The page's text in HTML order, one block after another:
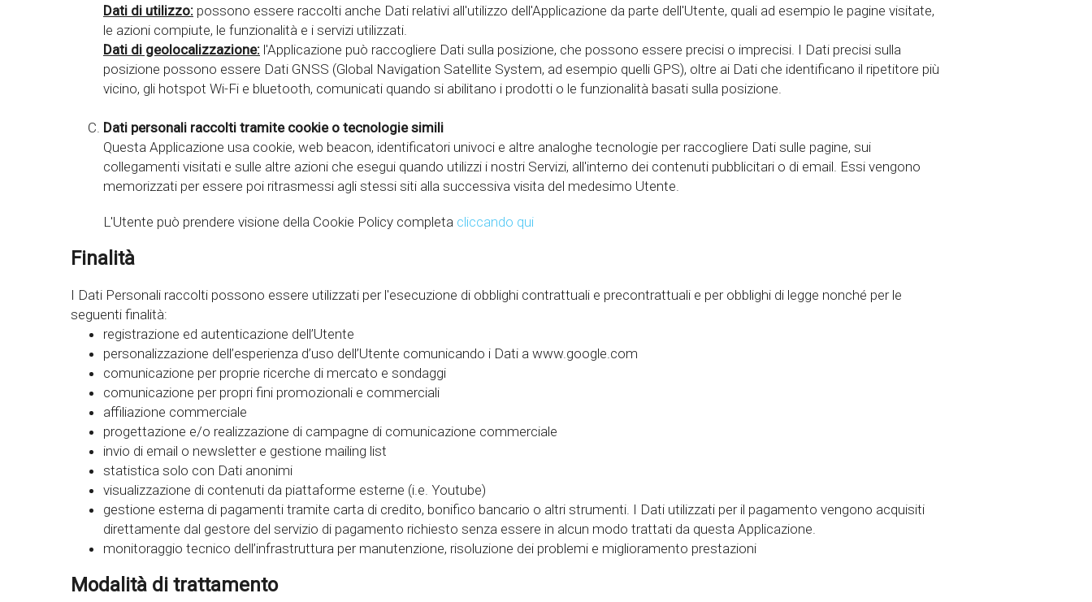
Dati di utilizzo: possono essere raccolti anche Dati relativi all'utilizzo dell'Applicazione da parte dell'Utente, quali ad esempio le pagine visitate,
le azioni compiute, le funzionalità e i servizi utilizzati.
Dati di geolocalizzazione: l'Applicazione può raccogliere Dati sulla posizione, che possono essere precisi o imprecisi. I Dati precisi sulla
posizione possono essere Dati GNSS (Global Navigation Satellite System, ad esempio quelli GPS), oltre ai Dati che identificano il ripetitore più
vicino, gli hotspot Wi-Fi e bluetooth, comunicati quando si abilitano i prodotti o le funzionalità basati sulla posizione.
Dati personali raccolti tramite cookie o tecnologie simili
Questa Applicazione usa cookie, web beacon, identificatori univoci e altre analoghe tecnologie per raccogliere Dati sulle pagine, sui
collegamenti visitati e sulle altre azioni che esegui quando utilizzi i nostri Servizi, all'interno dei contenuti pubblicitari o di email. Essi vengono
memorizzati per essere poi ritrasmessi agli stessi siti alla successiva visita del medesimo Utente.
L'Utente può prendere visione della Cookie Policy completa cliccando qui
Finalità
I Dati Personali raccolti possono essere utilizzati per l'esecuzione di obblighi contrattuali e precontrattuali e per obblighi di legge nonché per le
seguenti finalità:
registrazione ed autenticazione dell’Utente
personalizzazione dell’esperienza d’uso dell’Utente comunicando i Dati a www.google.com
comunicazione per proprie ricerche di mercato e sondaggi
comunicazione per propri fini promozionali e commerciali
affiliazione commerciale
progettazione e/o realizzazione di campagne di comunicazione commerciale
invio di email o newsletter e gestione mailing list
statistica solo con Dati anonimi
visualizzazione di contenuti da piattaforme esterne (i.e. Youtube)
gestione esterna di pagamenti tramite carta di credito, bonifico bancario o altri strumenti. I Dati utilizzati per il pagamento vengono acquisiti
direttamente dal gestore del servizio di pagamento richiesto senza essere in alcun modo trattati da questa Applicazione.
monitoraggio tecnico dell’infrastruttura per manutenzione, risoluzione dei problemi e miglioramento prestazioni
Modalità di trattamento